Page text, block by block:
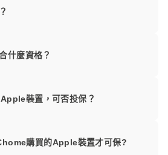
什麼資格？
裝置，可否投保？
購買的Apple裝置才可保?